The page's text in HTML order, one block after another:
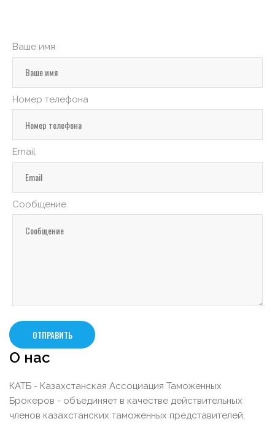
Ваше имя
Номер телефона
Email
Сообщение
ОТПРАВИТЬ
О нас
КАТБ - Казахстанская Ассоциация Таможенных
Брокеров - объединяет в качестве действительных
членов казахстанских таможенных представителей,